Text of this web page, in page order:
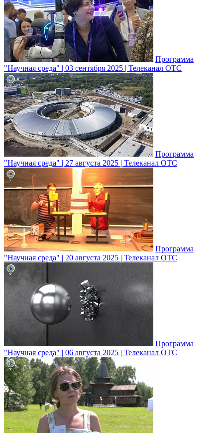
Программа
"Научная среда" | 03 сентября 2025 | Телеканал ОТС
Программа
"Научная среда" | 27 августа 2025 | Телеканал ОТС
Программа
"Научная среда" | 20 августа 2025 | Телеканал ОТС
Программа
"Научная среда" | 06 августа 2025 | Телеканал ОТС